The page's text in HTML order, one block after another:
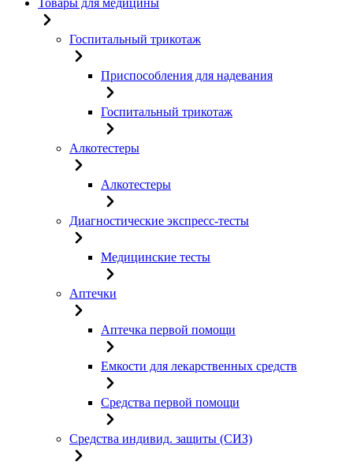
Товары для медицины
Госпитальный трикотаж
Приспособления для надевания
Госпитальный трикотаж
Алкотестеры
Алкотестеры
Диагностические экспресс-тесты
Медицинские тесты
Аптечки
Аптечка первой помощи
Емкости для лекарственных средств
Средства первой помощи
Средства индивид. защиты (СИЗ)